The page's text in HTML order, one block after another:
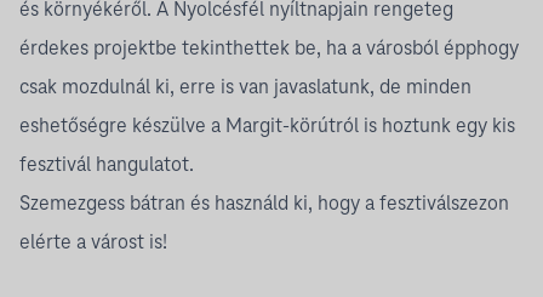
és környékéről. A Nyolcésfél nyíltnapjain rengeteg
érdekes projektbe tekinthettek be, ha a városból épphogy
csak mozdulnál ki, erre is van javaslatunk, de minden
eshetőségre készülve a Margit-körútról is hoztunk egy kis
fesztivál hangulatot.
Szemezgess bátran és használd ki, hogy a fesztiválszezon
elérte a várost is!